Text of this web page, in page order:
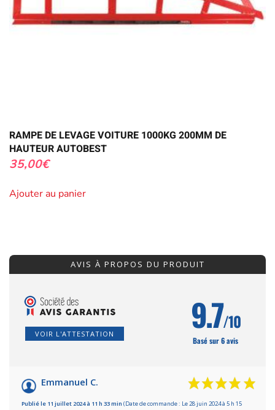
RAMPE DE LEVAGE VOITURE 1000KG 200MM DE
HAUTEUR AUTOBEST
35,00€
Ajouter au panier
AVIS À PROPOS DU PRODUIT
VOIR L'ATTESTATION 9.7/10
Basé sur 6 avis
Emmanuel C.
Publié le 11 juillet 2024 à 11 h 33 min (Date de commande : Le 28 juin 2024 à 5 h 15